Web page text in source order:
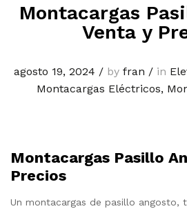
Montacargas
Venta y
agosto 19, 2024 /by fran /in
Montacargas Eléctricos,
Montacargas Pasillo
Precios
Un montacargas de pasillo angosto,